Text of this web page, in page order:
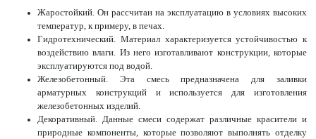
Жаростойкий. Он рассчитан на эксплуатацию в условиях высоких
температур, к примеру, в печах.
Гидротехнический. Материал характеризуется устойчивостью к
воздействию влаги. Из него изготавливают конструкции, которые
эксплуатируются под водой.
Железобетонный. Эта смесь предназначена для заливки
арматурных конструкций и используется для изготовления
железобетонных изделий.
Декоративный. Данные смеси содержат различные красители и
природные компоненты, которые позволяют выполнять отделку